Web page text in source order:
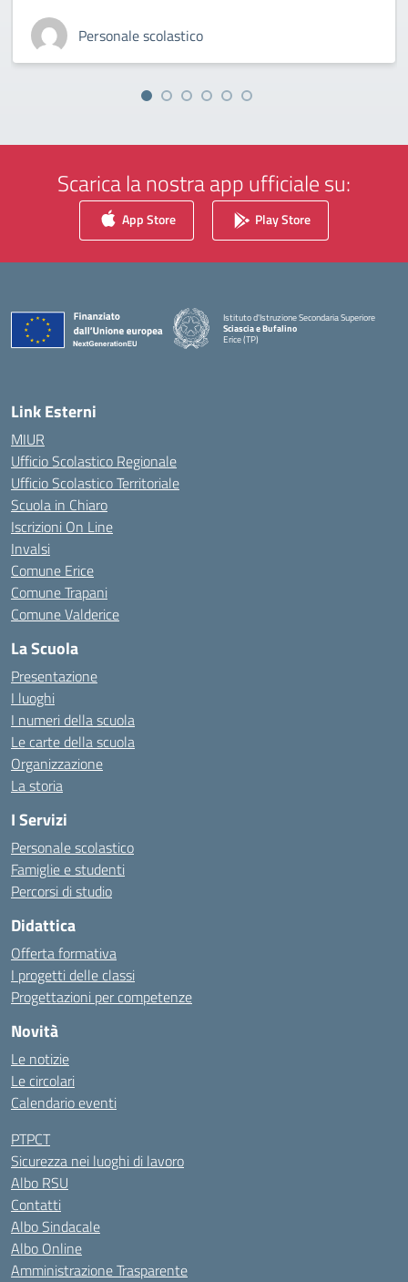
Personale scolastico
Scarica la nostra app ufficiale su:
App Store Play Store
Istituto d'Istruzione Secondaria Superiore
Sciascia e Bufalino
Erice (TP)
Link Esterni
MIUR
Ufficio Scolastico Regionale
Ufficio Scolastico Territoriale
Scuola in Chiaro
Iscrizioni On Line
Invalsi
Comune Erice
Comune Trapani
Comune Valderice
La Scuola
Presentazione
I luoghi
I numeri della scuola
Le carte della scuola
Organizzazione
La storia
I Servizi
Personale scolastico
Famiglie e studenti
Percorsi di studio
Didattica
Offerta formativa
I progetti delle classi
Progettazioni per competenze
Novità
Le notizie
Le circolari
Calendario eventi
PTPCT
Sicurezza nei luoghi di lavoro
Albo RSU
Contatti
Albo Sindacale
Albo Online
Amministrazione Trasparente